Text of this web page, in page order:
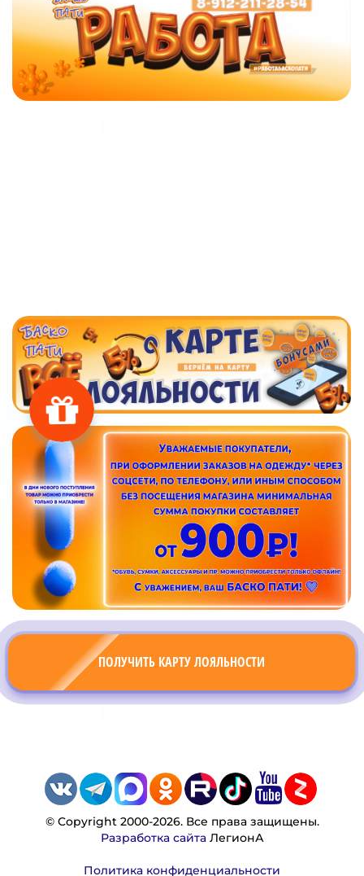
ПОЛУЧИТЬ КАРТУ ЛОЯЛЬНОСТИ
© Copyright 2000-2026. Все права защищены.
Разработка сайтаЛегионА
Политика конфиденциальности